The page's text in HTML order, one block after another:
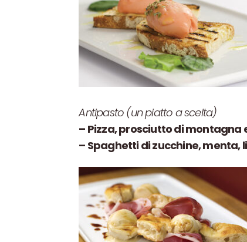
Antipasto (un piatto a scelta)
– Pizza, prosciutto di
– Spaghetti di zucchine,